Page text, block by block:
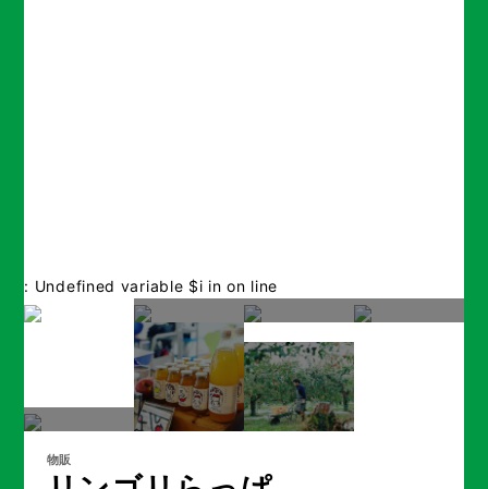
: Undefined variable $i inon line
物販